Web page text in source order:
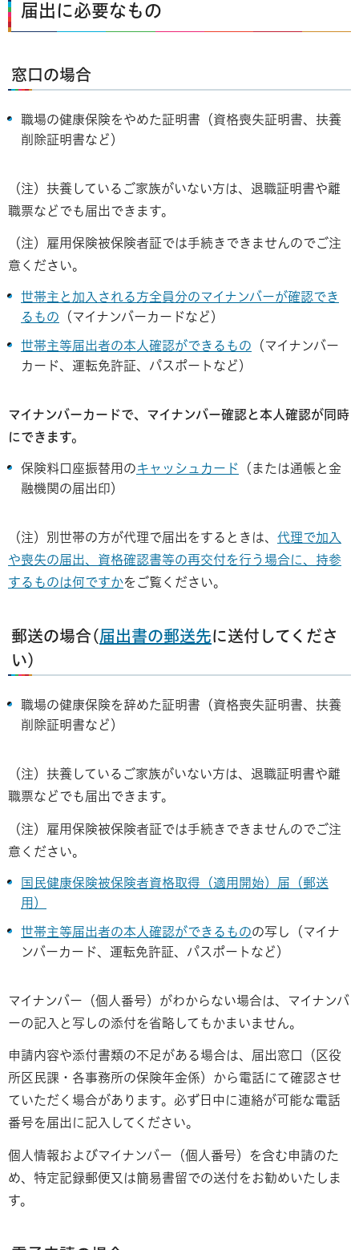
届出に必要なもの
窓口の場合
職場の健康保険をやめた証明書（資格喪失証明書、扶養
削除証明書など）
（注）扶養しているご家族がいない方は、退職証明書や離
職票などでも届出できます。
（注）雇用保険被保険者証では手続きできませんのでご注
意ください。
世帯主と加入される方全員分のマイナンバーが確認でき
るもの （マイナンバーカードなど）
世帯主等届出者の本人確認ができるもの （マイナンバー
カード、運転免許証、パスポートなど）
マイナンバーカードで、マイナンバー確認と本人確認が同時
にできます。
保険料口座振替用のキャッシュカード （または通帳と金
融機関の届出印）
（注）別世帯の方が代理で届出をするときは、 代理で加入
や喪失の届出、資格確認書等の再交付を行う場合に、持参
するものは何ですかをご覧ください。
郵送の場合( 届出書の郵送先に送付してくださ
い)
職場の健康保険を辞めた証明書（資格喪失証明書、扶養
削除証明書など）
（注）扶養しているご家族がいない方は、退職証明書や離
職票などでも届出できます。
（注）雇用保険被保険者証では手続きできませんのでご注
意ください。
国民健康保険被保険者資格取得（適用開始）届（郵送
用）
世帯主等届出者の本人確認ができるものの写し（マイナ
ンバーカード、運転免許証、パスポートなど）
マイナンバー（個人番号）がわからない場合は、マイナンバ
ーの記入と写しの添付を省略してもかまいません。
申請内容や添付書類の不足がある場合は、届出窓口（区役
所区民課・各事務所の保険年金係）から電話にて確認させ
ていただく場合があります。必ず日中に連絡が可能な電話
番号を届出に記入してください。
個人情報およびマイナンバー（個人番号）を含む申請のた
め、特定記録郵便又は簡易書留での送付をお勧めいたしま
す。